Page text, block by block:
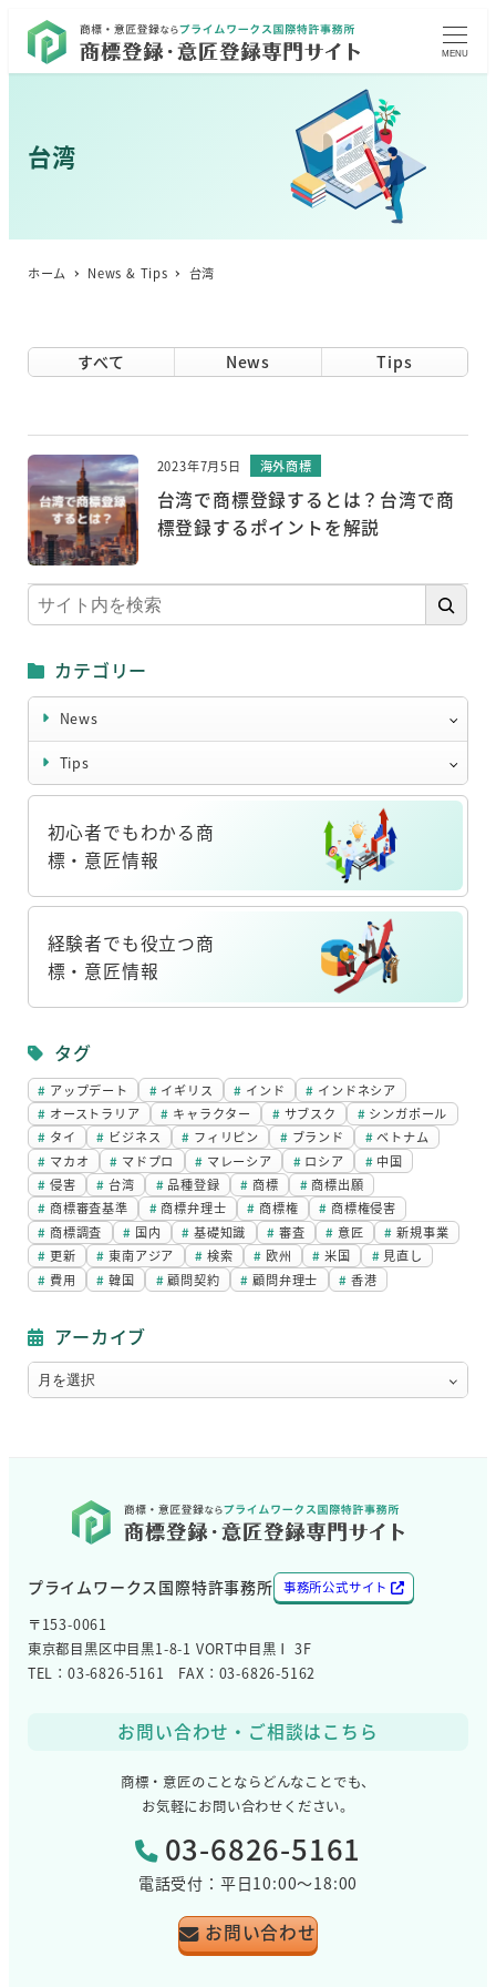
MENU
台湾
ホーム News & Tips 台湾
すべて News Tips
台湾で商標登録するとは？台湾で商
標登録するポイントを解説
2023年7月5日 海外商標
索
カテゴリー
News
Tips
初心者でもわかる商
標・意匠情報
リ
経験者でも役立つ商
標・意匠情報
ン
ク
タグ
アップデート イギリス インド
インドネシア
オーストラリア
キャラクター サブスク
シンガポール
タイ
ビジネス フィリピン ブランド
ベトナム
マカオ
マドプロ マレーシア ロシア
中国
侵害
台湾 品種登録 商標
商標出願
商標審査基準
商標弁理士 商標権
商標権侵害
商標調査
国内 基礎知識 審査 意匠
新規事業
更新
東南アジア 検索 欧州 米国
見直し
費用
韓国 顧問契約 顧問弁理士 香港
アーカイブ
ア
ー
プライムワークス国際特許事務所 事務所公式サイト
〒153-0061
東京都目黒区中目黒1-8-1 VORT中目黒Ⅰ 3F
TEL：03-6826-5161 FAX：03-6826-5162
お問い合わせ・ご相談はこちら
商標・意匠のことならどんなことでも、
お気軽にお問い合わせください。
03-6826-5161
電話受付：平日10:00～18:00
お問い合わせ